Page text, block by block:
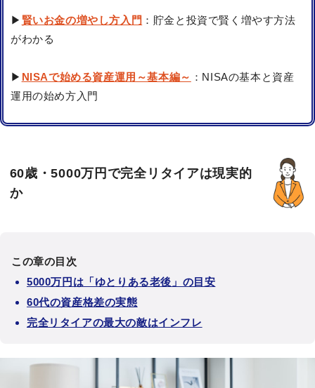
▶ 賢いお金の増やし方入門 ：貯金と投資で賢く増やす方法
がわかる
▶ NISAで始める資産運用～基本編～ ：NISAの基本と資産
運用の始め方入門
60歳・5000万円で完全リタイアは現実的
か
この章の目次
5000万円は「ゆとりある老後」の目安
60代の資産格差の実態
完全リタイアの最大の敵はインフレ